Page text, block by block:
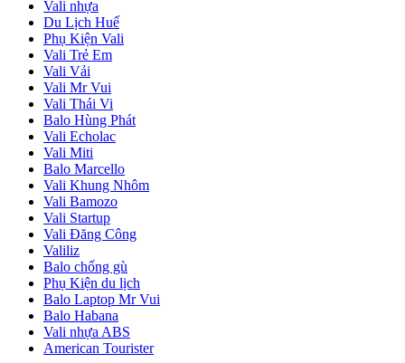
Vali nhựa
Du Lịch Huế
Phụ Kiện Vali
Vali Trẻ Em
Vali Vải
Vali Mr Vui
Vali Thái Vi
Balo Hùng Phát
Vali Echolac
Vali Miti
Balo Marcello
Vali Khung Nhôm
Vali Bamozo
Vali Startup
Vali Đăng Công
Valiliz
Balo chống gù
Phụ Kiện du lịch
Balo Laptop Mr Vui
Balo Habana
Vali nhựa ABS
American Tourister